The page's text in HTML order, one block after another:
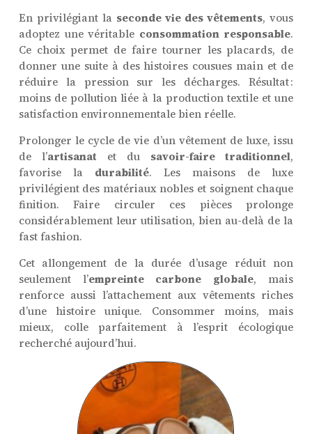
En privilégiant la seconde vie des vêtements, vous
adoptez une véritable consommation responsable.
Ce choix permet de faire tourner les placards, de
donner une suite à des histoires cousues main et de
réduire la pression sur les décharges. Résultat :
moins de pollution liée à la production textile et une
satisfaction environnementale bien réelle.
Prolonger le cycle de vie d’un vêtement de luxe, issu
de l’artisanat et du savoir-faire traditionnel,
favorise la durabilité. Les maisons de luxe
privilégient des matériaux nobles et soignent chaque
finition. Faire circuler ces pièces prolonge
considérablement leur utilisation, bien au-delà de la
fast fashion.
Cet allongement de la durée d’usage réduit non
seulement l’empreinte carbone globale, mais
renforce aussi l’attachement aux vêtements riches
d’une histoire unique. Consommer moins, mais
mieux, colle parfaitement à l’esprit écologique
recherché aujourd’hui.